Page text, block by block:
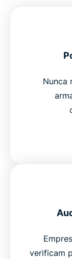
Nunca
verificam